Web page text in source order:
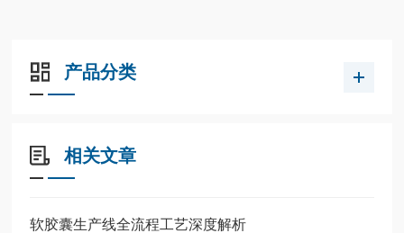
产品分类
相关文章
软胶囊生产线全流程工艺深度解析